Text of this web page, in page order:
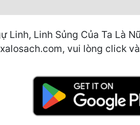
Linh, Linh Sủng Của Ta Là
vui lòng click